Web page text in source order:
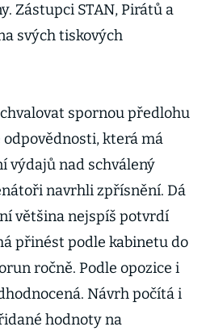
Zástupci STAN, Pirátů a
svých tiskových
spornou předlohu
která má
výdajů nad schválený
navrhli zpřísnění. Dá
většina nejspíš potvrdí
přinést podle kabinetu do
ročně. Podle opozice i
Návrh počítá i
hodnoty na